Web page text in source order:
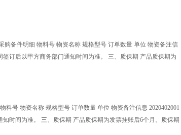
备件明细 物料号 物资名称 规格型号 订单数量 单位 物资备注信
订后以甲方商务部门通知时间为准。 三、质保期 产品质保期为
号 物资名称 规格型号 订单数量 单位 物资备注信息 2020402001
时间为准。 三、质保期 产品质保期为发票挂账后6个月。质保期